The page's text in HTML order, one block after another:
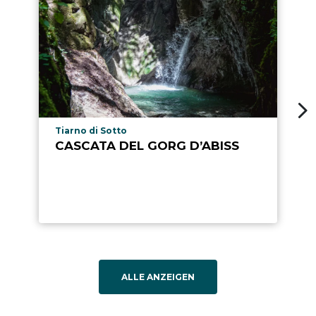
aria.poi_location_prefix
Tiarno di Sotto
CASCATA DEL GORG D’ABISS
ALLE ANZEIGEN